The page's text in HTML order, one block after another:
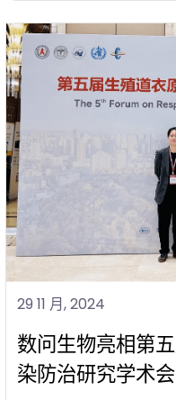
29 11 月, 2024
数问生物亮相第
染防治研究学术